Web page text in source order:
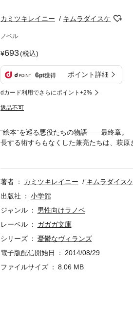
カミツキレイニー キムラダイスケ
ノベル
693(税込)
6pt獲得 ポイント詳細
dカード利用でさらにポイント+2%
返品不可
“絵本”を巡る悪役たちの物語――最終章。
長する術すらもなくした兼亮たちは、萩原
ードを産ませようとしていた。そんな彼
況に陥ってしまう。 そして、“イラストレ
連れ戻すべく独自に動き始めていた……。
ラーイラスト、モノクロの挿絵イラストが
著者 カミツキレイニー
キムラダイスケ
出版社
小学館
ジャンル
男性向けラノベ
レーベル
ガガガ文庫
シリーズ
憂鬱なヴィランズ
電子版配信開始日
2014/08/29
ファイルサイズ
8.06 MB